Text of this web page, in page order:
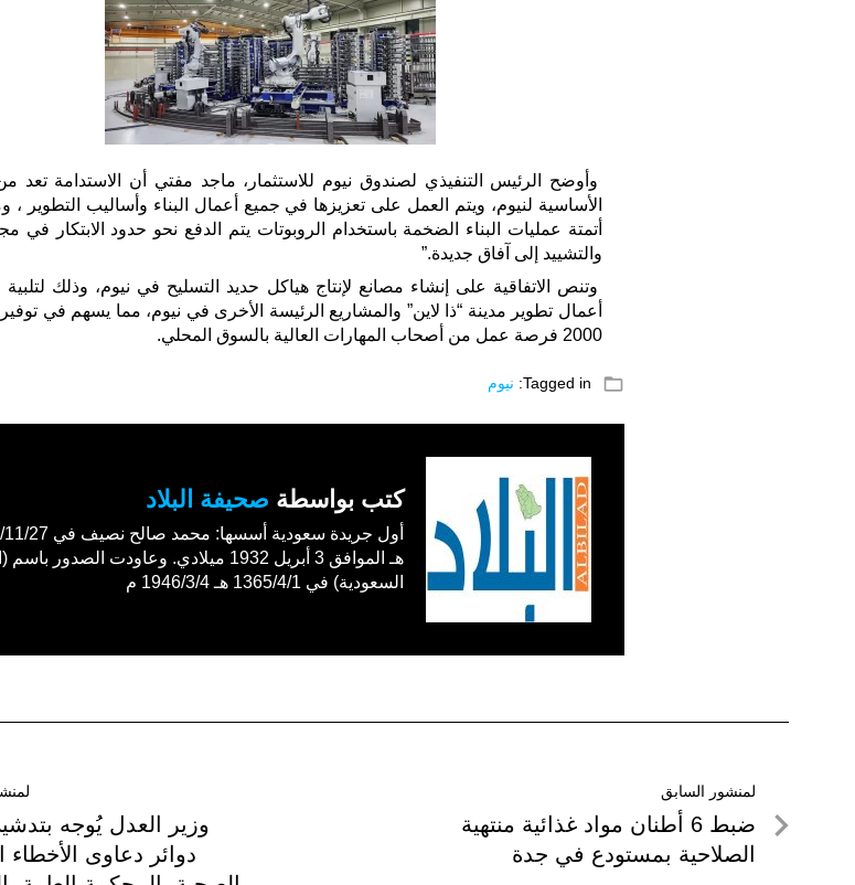
وأوضح الرئيس التنفيذي لصندوق نيوم للاستثمار، ماجد مفتي أن الاستدامة تعد من
الأساسية لنيوم، ويتم العمل على تعزيزها في جميع أعمال البناء وأساليب التطوير ،
أتمتة عمليات البناء الضخمة باستخدام الروبوتات يتم الدفع نحو حدود الابتكار في
والتشييد إلى آفاق جديدة.”
وتنص الاتفاقية على إنشاء مصانع لإنتاج هياكل حديد التسليح في نيوم، وذلك
أعمال تطوير مدينة “ذا لاين” والمشاريع الرئيسة الأخرى في نيوم، مما يسهم في
2000 فرصة عمل من أصحاب المهارات العالية بالسوق المحلي.
folder_open
Tagged in: نيوم
كتب بواسطة صحيفة البلاد
أول جريدة سعودية أسسها:
هـ الموافق 3 أبريل 1932 ميلادي. وعاودت الصدور
السعودية) في 1365/4/1 هـ 1946/3/4 م
تصفّح
المقالات
لمنشور السابق
لمنشور
السابق
ضبط 6 أطنان مواد غذائية منتهية
الصلاحية بمستودع في جدة
لمنشور
التالي
وزير العدل يُوجه
دوائر دعاوى الأخطاء